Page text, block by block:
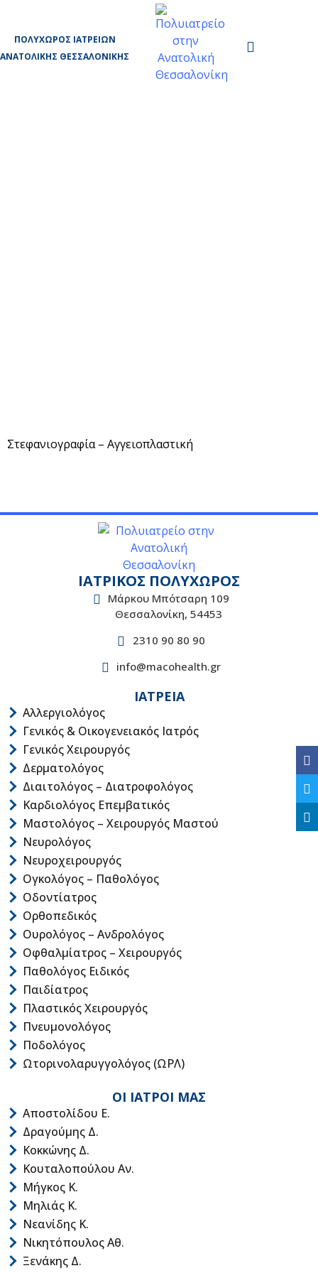
ΠΟΛΥΧΏΡΟΣ ΙΑΤΡΕΊΩΝ
ΑΝΑΤΟΛΙΚΉΣ ΘΕΣΣΑΛΟΝΊΚΗΣ
Στεφανιογραφία – Αγγειοπλαστική
ΙΑΤΡΙΚΟΣ ΠΟΛΥΧΩΡΟΣ
Μάρκου Μπότσαρη 109
Θεσσαλονίκη, 54453
2310 90 80 90
info@macohealth.gr
ΙΑΤΡΕΙΑ
Αλλεργιολόγος
Γενικός & Οικογενειακός Ιατρός
Γενικός Χειρουργός
Δερματολόγος
Διαιτολόγος – Διατροφολόγος
Καρδιολόγος Επεμβατικός
Μαστολόγος – Χειρουργός Μαστού
Νευρολόγος
Νευροχειρουργός
Ογκολόγος – Παθολόγος
Οδοντίατρος
Ορθοπεδικός
Ουρολόγος – Ανδρολόγος
Οφθαλμίατρος – Χειρουργός
Παθολόγος Ειδικός
Παιδίατρος
Πλαστικός Χειρουργός
Πνευμονολόγος
Ποδολόγος
Ωτορινολαρυγγολόγος (ΩΡΛ)
ΟΙ ΙΑΤΡΟΙ ΜΑΣ
Αποστολίδου Ε.
Δραγούμης Δ.
Κοκκώνης Δ.
Κουταλοπούλου Αν.
Μήγκος Κ.
Μηλιάς Κ.
Νεανίδης Κ.
Νικητόπουλος Αθ.
Ξενάκης Δ.